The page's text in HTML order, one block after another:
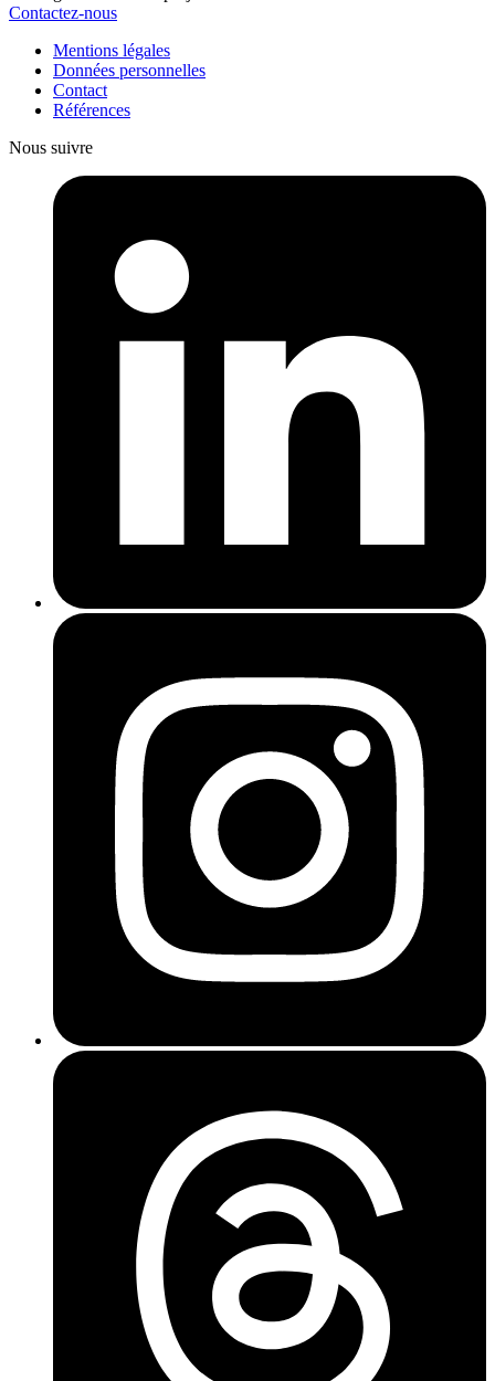
Contactez-nous
Mentions légales
Données personnelles
Contact
Références
Nous suivre